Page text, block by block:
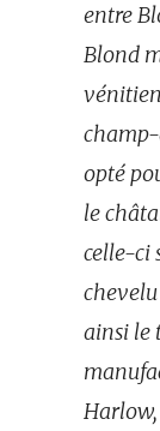
entre
Blond
opté
le
celle-ci
ainsi le